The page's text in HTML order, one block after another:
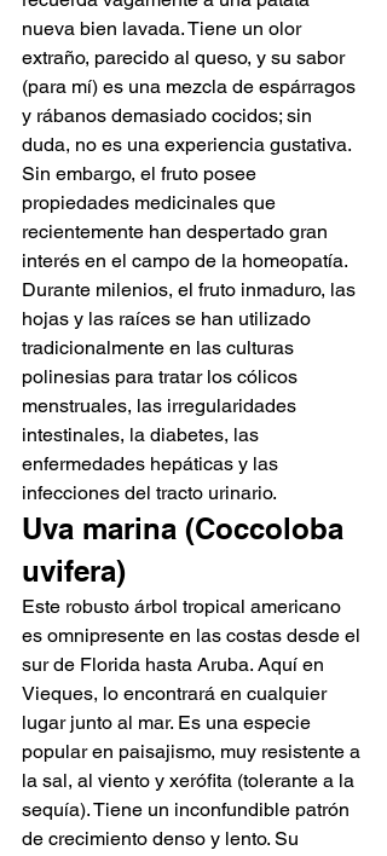
nueva bien lavada. Tiene un olor
extraño, parecido al queso, y su sabor
(para mí) es una mezcla de espárragos
y rábanos demasiado cocidos; sin
duda, no es una experiencia gustativa.
Sin embargo, el fruto posee
propiedades medicinales que
recientemente han despertado gran
interés en el campo de la homeopatía.
Durante milenios, el fruto inmaduro, las
hojas y las raíces se han utilizado
tradicionalmente en las culturas
polinesias para tratar los cólicos
menstruales, las irregularidades
intestinales, la diabetes, las
enfermedades hepáticas y las
infecciones del tracto urinario.
Uva marina (Coccoloba
uvifera)
Este robusto árbol tropical americano
es omnipresente en las costas desde el
sur de Florida hasta Aruba. Aquí en
Vieques, lo encontrará en cualquier
lugar junto al mar. Es una especie
popular en paisajismo, muy resistente a
la sal, al viento y xerófita (tolerante a la
sequía). Tiene un inconfundible patrón
de crecimiento denso y lento. Su